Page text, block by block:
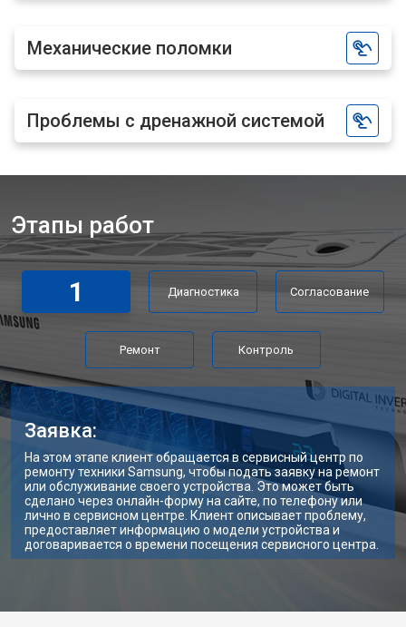
Механические поломки
Проблемы с дренажной системой
Этапы работ
1 Диагностика Согласование
Ремонт Контроль
Заявка:
На этом этапе клиент обращается в сервисный центр по
ремонту техники Samsung, чтобы подать заявку на ремонт
или обслуживание своего устройства. Это может быть
сделано через онлайн-форму на сайте, по телефону или
лично в сервисном центре. Клиент описывает проблему,
предоставляет информацию о модели устройства и
договаривается о времени посещения сервисного центра.